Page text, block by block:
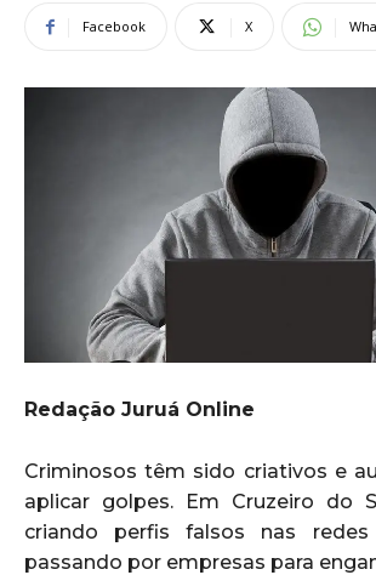
Facebook X
Redação Juruá Online
Criminosos têm sido criativos e
aplicar golpes. Em Cruzeiro do
criando perfis falsos nas
passando por empresas para